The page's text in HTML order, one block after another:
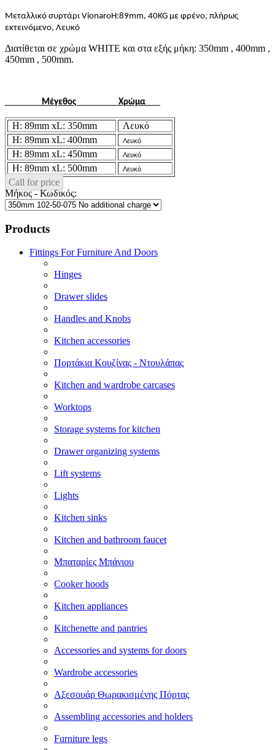
Μεταλλικό συρτάρι VionaroH :89mm, 40KG με φρένο, πλήρως
εκτεινόμενο, Λευκό
Διατίθεται σε χρώμα WHITE και στα εξής μήκη: 350mm , 400mm ,
450mm , 500mm.
Μέγεθος Χρώμα
H: 89mm xL: 350mm
Λευκό
H: 89mm xL: 400mm
Λευκό
H: 89mm xL: 450mm Λευκό
H: 89mm xL: 500mm Λευκό
Call for price
Μήκος - Κωδικός:
Products
Fittings For Furniture And Doors
Hinges
Drawer slides
Handles and Knobs
Kitchen accessories
Πορτάκια Κουζίνας - Ντουλάπας
Kitchen and wardrobe carcases
Worktops
Storage systems for kitchen
Drawer organizing systems
Lift systems
Lights
Kitchen sinks
Kitchen and bathroom faucet
Μπαταρίες Μπάνιου
Cooker hoods
Kitchen appliances
Kitchenette and pantries
Accessories and systems for doors
Wardrobe accessories
Αξεσουάρ Θωρακισμένης Πόρτας
Assembling accessories and holders
Furniture legs